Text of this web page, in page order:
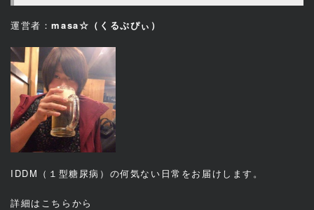
運営者：masa☆（くるぷぴぃ）
IDDM（１型糖尿病）の何気ない日常をお届けします。
詳細は こちら から